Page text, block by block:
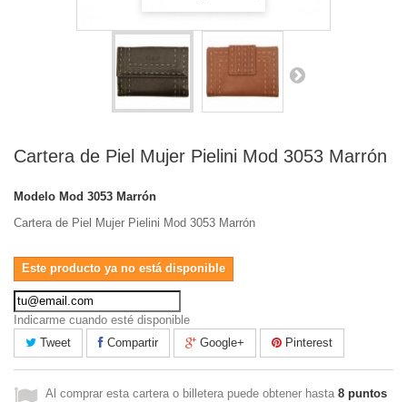
Cartera de Piel Mujer Pielini Mod 3053 Marrón
Modelo Mod 3053 Marrón
Cartera de Piel Mujer Pielini Mod 3053 Marrón
Este producto ya no está disponible
Indicarme cuando esté disponible
Tweet
Compartir Google+ Pinterest
Al comprar esta cartera o billetera puede obtener hasta 8 puntos